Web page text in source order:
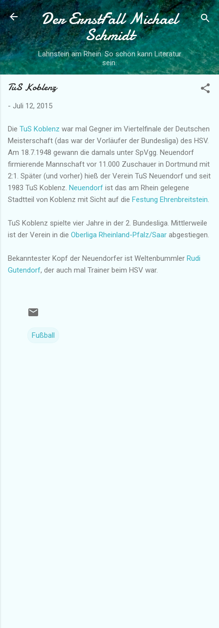
Direkt zum Hauptbereich
Der ErnstFall Michael
Schmidt
Lahnstein am Rhein. So schön kann Literatur
sein.
TuS Koblenz
- Juli 12, 2015
Die TuS Koblenz war mal Gegner im Viertelfinale der Deutschen
Meisterschaft (das war der Vorläufer der Bundesliga) des HSV.
Am 18.7.1948 gewann die damals unter SpVgg. Neuendorf
firmierende Mannschaft vor 11.000 Zuschauer in Dortmund mit
2:1. Später (und vorher) hieß der Verein TuS Neuendorf und seit
1983 TuS Koblenz. Neuendorf ist das am Rhein gelegene
Stadtteil von Koblenz mit Sicht auf die Festung Ehrenbreitstein
TuS Koblenz spielte vier Jahre in der 2. Bundesliga. Mittlerweile
ist der Verein in die Oberliga Rheinland-Pfalz/Saar abgestiegen.
Bekanntester Kopf der Neuendorfer ist Weltenbummler Rudi
Gutendorf, der auch mal Trainer beim HSV war.
Fußball